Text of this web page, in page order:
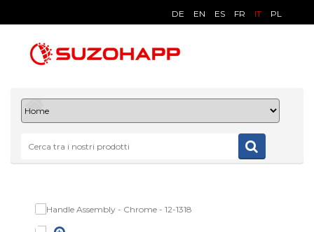
DE EN ES FR IT PL